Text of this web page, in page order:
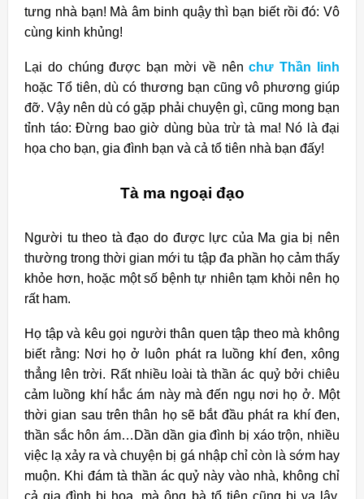
tưng nhà bạn! Mà âm binh quậy thì bạn biết rồi đó: Vô
cùng kinh khủng!
Lại do chúng được bạn mời về nênchư Thần linh
hoặc Tổ tiên, dù có thương bạn cũng vô phương giúp
đỡ. Vậy nên dù có gặp phải chuyện gì, cũng mong bạn
tỉnh táo: Đừng bao giờ dùng bùa trừ tà ma! Nó là đại
họa cho bạn, gia đình bạn và cả tổ tiên nhà bạn đấy!
Tà ma ngoại đạo
Người tu theo tà đạo do được lực của Ma gia bị nên
thường trong thời gian mới tu tập đa phần họ cảm thấy
khỏe hơn, hoặc một số bệnh tự nhiên tạm khỏi nên họ
rất ham.
Họ tập và kêu gọi người thân quen tập theo mà không
biết rằng: Nơi họ ở luôn phát ra luồng khí đen, xông
thẳng lên trời. Rất nhiều loài tà thần ác quỷ bởi chiêu
cảm luồng khí hắc ám này mà đến ngụ nơi họ ở. Một
thời gian sau trên thân họ sẽ bắt đầu phát ra khí đen,
thần sắc hôn ám…Dần dần gia đình bị xáo trộn, nhiều
việc lạ xảy ra và chuyện bị gá nhập chỉ còn là sớm hay
muộn. Khi đám tà thần ác quỷ này vào nhà, không chỉ
cả gia đình bị họa, mà ông bà tổ tiên cũng bị vạ lây,